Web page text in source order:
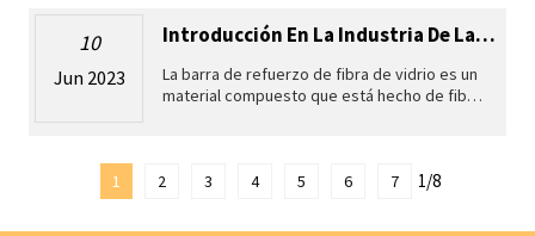
cables de fibra de vidrio tien
10
Jun 2023
Introducción En La Industria De Las Barras De Refuerzo De Fibra De Vidrio
La barra de refuerzo de fibra de vidrio es un
material compuesto que está hecho de fibra
1
2 3 4 5 6 7 1/8